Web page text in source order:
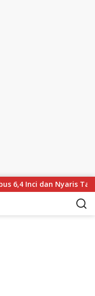
6,4 Inci dan Nyaris